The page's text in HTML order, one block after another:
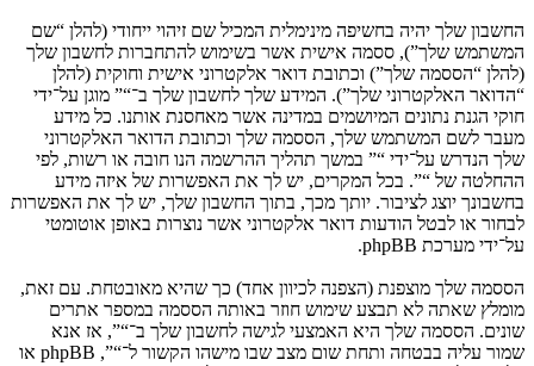
החשבון שלך יהיה בחשיפה מינימלית המכיל שם זיהוי ייחודי (להלן “שם
המשתמש שלך”), ססמה אישית אשר בשימוש להתחברות לחשבון שלך
(להלן “הססמה שלך”) וכתובת דואר אלקטרוני אישית וחוקית (להלן
“הדואר האלקטרוני שלך”). המידע שלך לחשבון שלך ב־“” מוגן על־ידי
חוקי הגנת נתונים המיושמים במדינה אשר מאחסנת אותנו. כל מידע
מעבר לשם המשתמש שלך, הססמה שלך וכתובת הדואר האלקטרוני
שלך הנדרש על־ידי “” במשך תהליך ההרשמה הנו חובה או רשות, לפי
ההחלטה של “”. בכל המקרים, יש לך את האפשרות של איזה מידע
בחשבונך יוצג לציבור. יותך מכך, בתוך החשבון שלך, יש לך את האפשרות
לבחור או לבטל הודעות דואר אלקטרוני אשר נוצרות באופן אוטומטי
על־ידי מערכת phpBB.
הססמה שלך מוצפנת (הצפנה לכיוון אחד) כך שהיא מאובטחת. עם זאת,
מומלץ שאתה לא תבצע שימוש חוזר באותה הססמה במספר אתרים
שונים. הססמה שלך היא האמצעי לגישה לחשבון שלך ב־“”, אז אנא
שמור עליה בבטחה ותחת שום מצב שבו מישהו הקשור ל־“”, phpBB או